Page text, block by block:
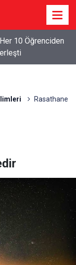
10 Öğrenciden
Rasathane